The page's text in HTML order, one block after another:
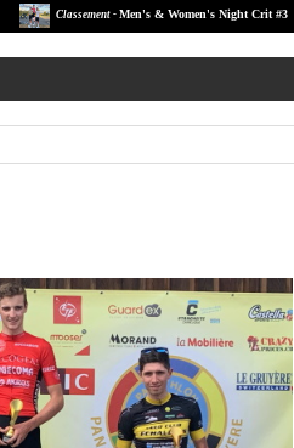
Classement -Men's & Women's Night Crit #3